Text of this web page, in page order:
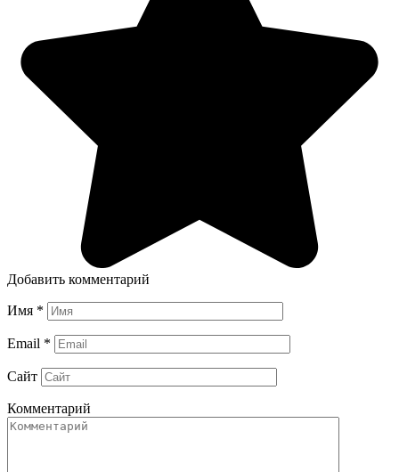
Добавить комментарий
Имя *
Email *
Сайт
Комментарий